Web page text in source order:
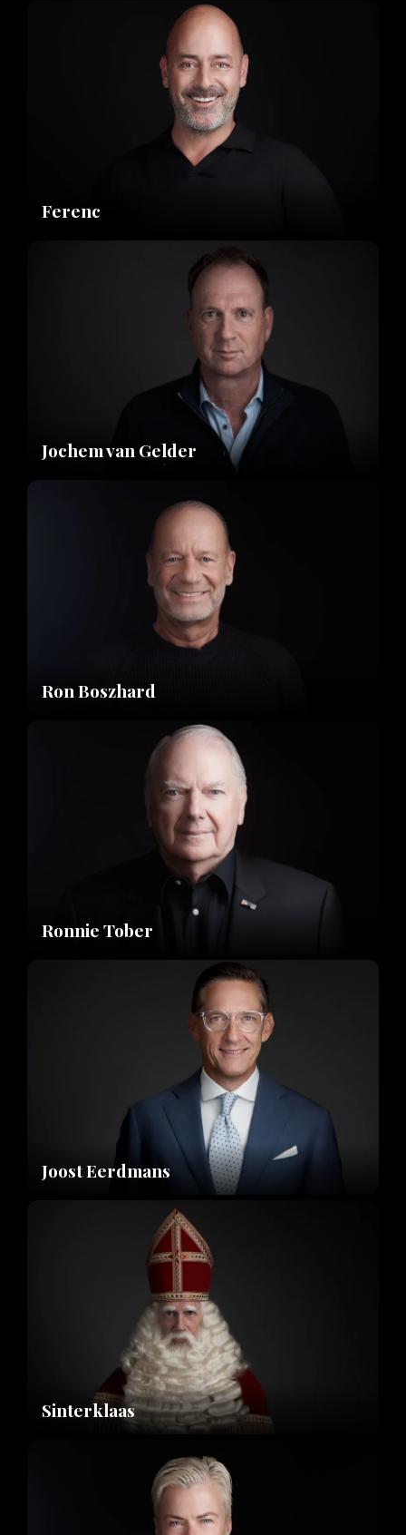
Ferenc
Jochem van Gelder
Ron Boszhard
Ronnie Tober
Joost Eerdmans
Sinterklaas